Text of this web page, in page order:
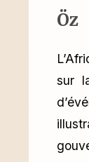
Öz
sur